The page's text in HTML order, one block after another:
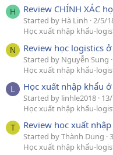
H Review CHÍNH XÁC
Started by Hà Linh 2/5/
Học xuất nhập khẩu-
N Review học logistics
Started by Nguyễn Sung
Học xuất nhập khẩu-
L Học xuất nhập khẩu
Started by linhle2018
Học xuất nhập khẩu-
T Review học xuất
Started by Thành Dung
Học xuất nhập khẩu-